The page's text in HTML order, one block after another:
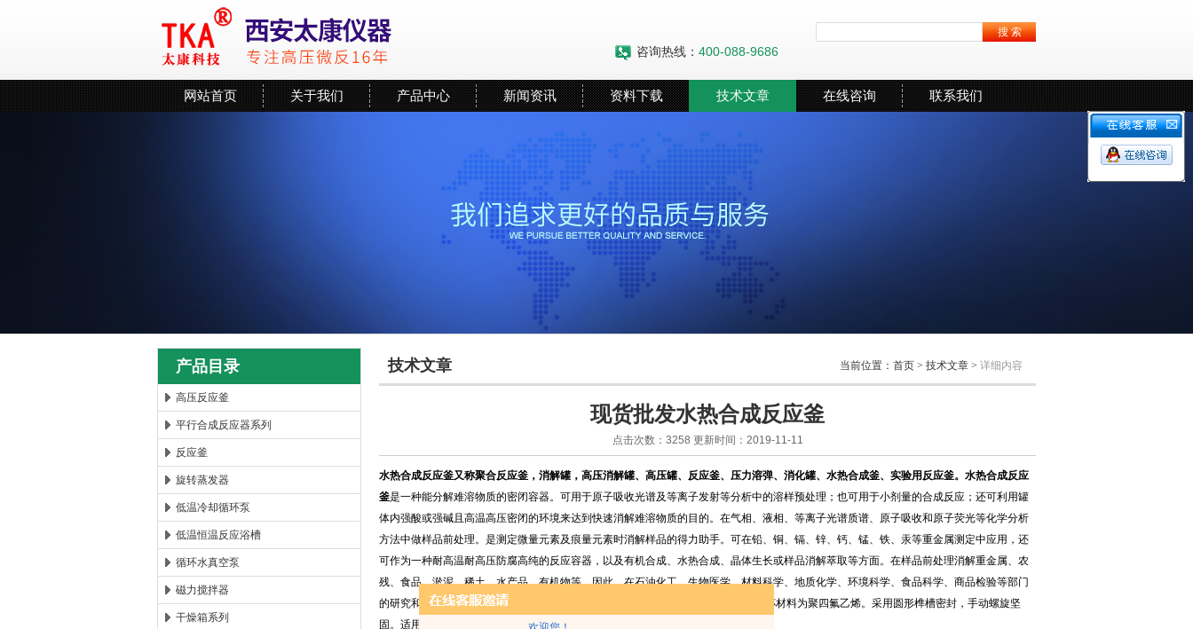
西安太康生物科技有限公司
咨询热线： 400-088-9686
网站首页 关于我们 产品中心 新闻资讯 资料下载 技术文章 在线咨询 联系我们
产品目录
高压反应釜
平行合成反应器系列
反应釜
旋转蒸发器
低温冷却循环泵
低温恒温反应浴槽
循环水真空泵
磁力搅拌器
干燥箱系列
技术文章 当前位置： 首页 > 技术文章 > 详细内容
现货批发水热合成反应釜
点击次数：3258 更新时间：2019-11-11
水热合成反应釜又称聚合反应釜，消解罐，高压消解罐、高压罐、反应釜、压力溶弹、消化罐、水热合成釜、实验用反应釜。水热合成反应
釜是一种能分解难溶物质的密闭容器。可用于原子吸收光谱及等离子发射等分析中的溶样预处理；也可用于小剂量的合成反应；还可利用罐
体内强酸或强碱且高温高压密闭的环境来达到快速消解难溶物质的目的。在气相、液相、等离子光谱质谱、原子吸收和原子荧光等化学分析
方法中做样品前处理。是测定微量元素及痕量元素时消解样品的得力助手。可在铅、铜、镉、锌、钙、锰、铁、汞等重金属测定中应用，还
可作为一种耐高温耐高压防腐高纯的反应容器，以及有机合成、水热合成、晶体生长或样品消解萃取等方面。在样品前处理消解重金属、农
残、食品、淤泥、稀土、水产品、有机物等。因此，在石油化工、生物医学、材料科学、地质化学、环境科学、食品科学、商品检验等部门
的研究和生产中被广泛使用。水热合成反应釜压力溶弹外体材料为
，内杯材料为聚四氟乙烯。采用圆形榫槽密封，手动螺旋坚
固。适用温度为
℃；zui高温度可达 260